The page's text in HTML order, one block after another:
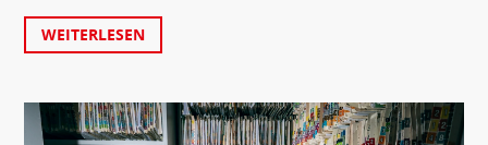
WEITERLESEN